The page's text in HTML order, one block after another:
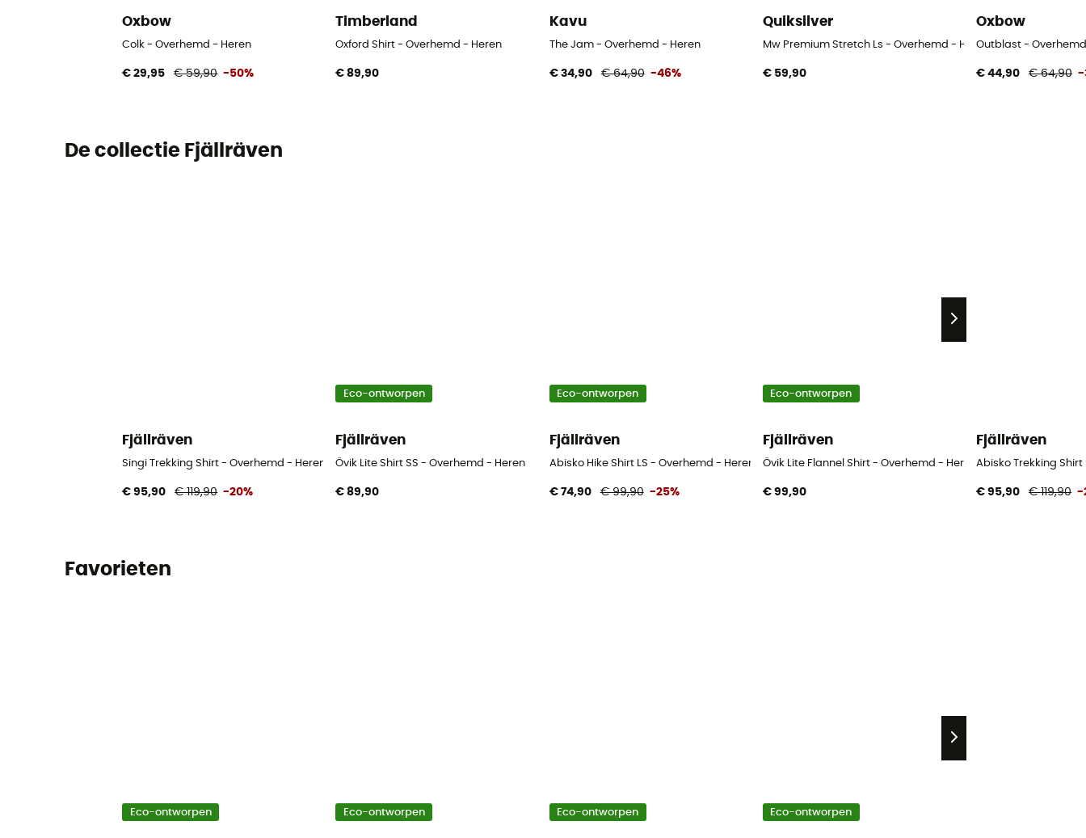
Oxbow
Colk - Overhemd - Heren
€ 29,95 € 59,90 -50%
Timberland
Oxford Shirt - Overhemd - Heren
€ 89,90
Kavu
The Jam - Overhemd - Heren
€ 34,90 € 64,90 -46%
Quiksilver
Mw Premium Stretch Ls - Overhemd - Heren
€ 59,90
Oxbow
Outblast -
€ 44,90 € 64,90 -
De collectie Fjällräven
Fjällräven
Singi Trekking Shirt - Overhemd - Heren
€ 95,90 € 119,90 -20%
Eco-ontworpen
Fjällräven
Övik Lite Shirt SS - Overhemd - Heren
€ 89,90
Eco-ontworpen
Fjällräven
Abisko Hike Shirt LS - Overhemd - Heren
€ 74,90 € 99,90 -25%
Eco-ontworpen
Fjällräven
Övik Lite Flannel Shirt - Overhemd - Heren
€ 99,90
Fjällräven
Abisko Trekking
€ 95,90 € 119,90 -
Favorieten
Eco-ontworpen Eco-ontworpen Eco-ontworpen Eco-ontworpen